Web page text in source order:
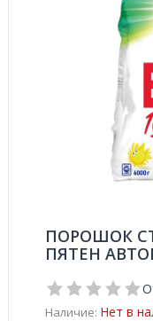
ПОРОШОК
ПЯТЕН
Наличие: Нет в